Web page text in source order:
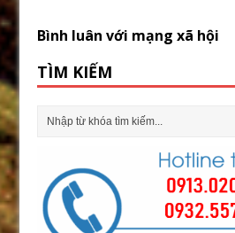
Bình luân với mạng xã hội
TÌM KIẾM